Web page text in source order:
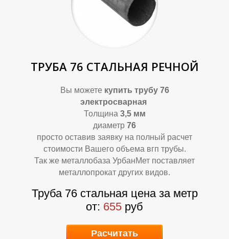
В
ТРУБА 76 СТАЛЬНАЯ РЕЧНОЙ
Вы можете купить трубу 76
электросварная
Толщина 3,5 мм
диаметр 76
просто оставив заявку на полный расчет
стоимости Вашего объема вгп трубы.
Так же металлобаза УрбанМет поставляет
металлопрокат других видов.
Труба 76 стальная цена за метр
от: 655 руб
Расчитать
Д